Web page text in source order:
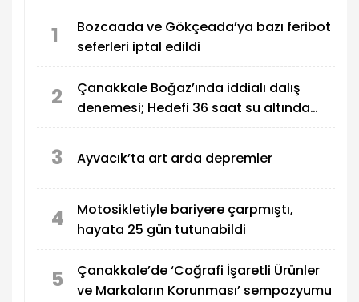
1
Bozcaada ve Gökçeada’ya bazı feribot
seferleri iptal edildi
2
Çanakkale Boğaz’ında iddialı dalış
denemesi; Hedefi 36 saat su altında
3 Ayvacık’ta art arda depremler
4
Motosikletiyle bariyere çarpmıştı,
hayata 25 gün tutunabildi
5
Çanakkale’de ‘Coğrafi İşaretli Ürünler
ve Markaların Korunması’ sempozyumu